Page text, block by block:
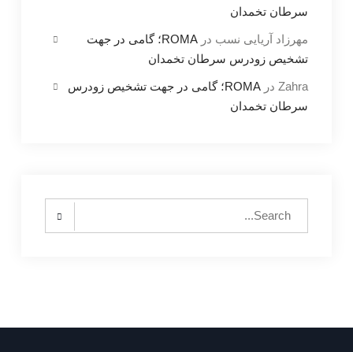
سرطان تخمدان
مهرزاد آریایی نسب در
ROMA؛ گامی در جهت
تشخیص زودرس سرطان تخمدان
Zahraدر
ROMA؛ گامی در جهت تشخیص زودرس
سرطان تخمدان